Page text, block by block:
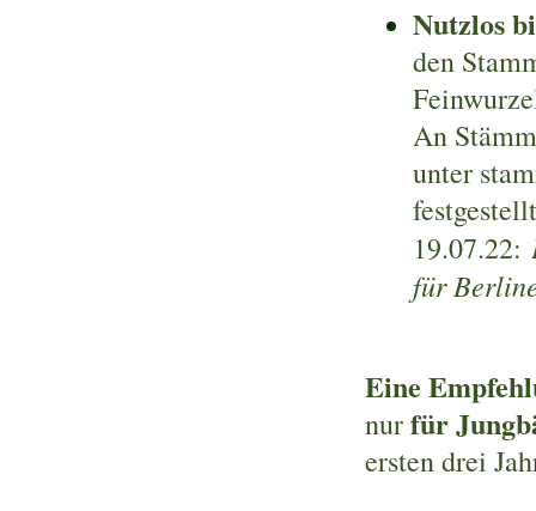
Nutzlos
den
An
unter
19.07.22:
für
Eine
nurfür
ersten drei